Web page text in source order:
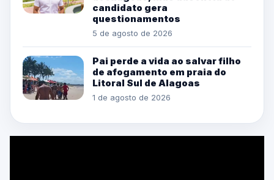
candidato gera
questionamentos
5 de agosto de 2026
Pai perde a vida ao salvar filho
de afogamento em praia do
Litoral Sul de Alagoas
1 de agosto de 2026